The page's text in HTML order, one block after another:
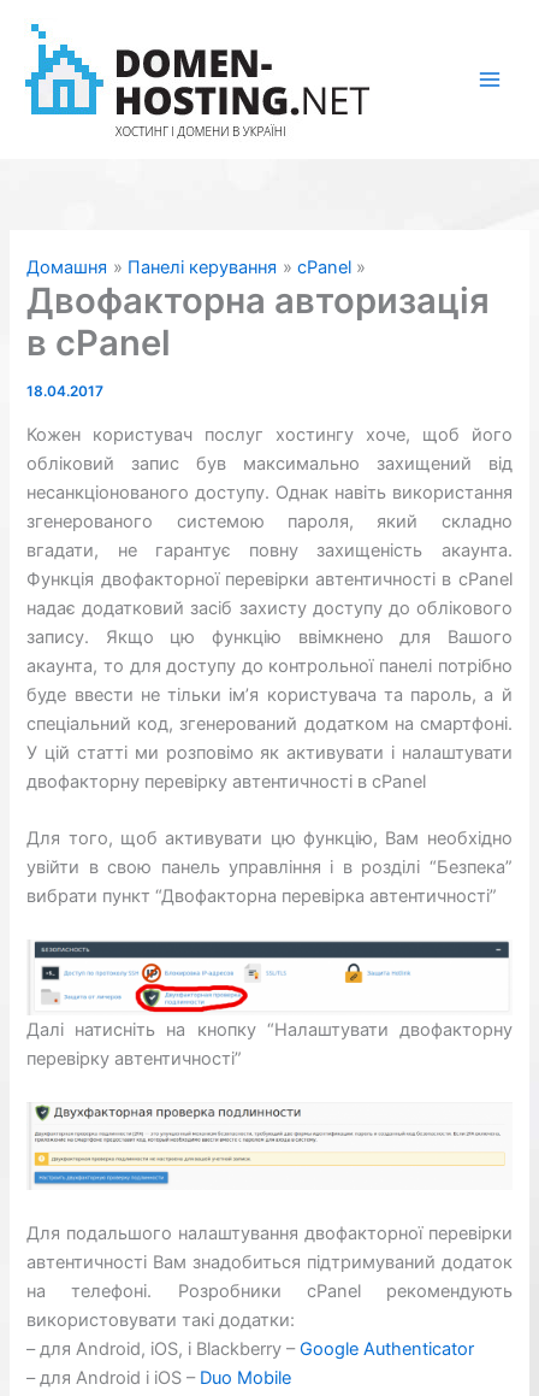
вмісту
Домашня Панелі керування cPanel
Двофакторна авторизація
в cPanel
18.04.2017
Кожен користувач послуг хостингу хоче, щоб його
обліковий запис був максимально захищений від
несанкціонованого доступу. Однак навіть використання
згенерованого системою пароля, який складно
вгадати, не гарантує повну захищеність акаунта.
Функція двофакторної перевірки автентичності в cPanel
надає додатковий засіб захисту доступу до облікового
запису. Якщо цю функцію ввімкнено для Вашого
акаунта, то для доступу до контрольної панелі потрібно
буде ввести не тільки ім’я користувача та пароль, а й
спеціальний код, згенерований додатком на смартфоні.
У цій статті ми розповімо як активувати і налаштувати
двофакторну перевірку автентичності в cPanel
Для того, щоб активувати цю функцію, Вам необхідно
увійти в свою панель управління і в розділі “Безпека”
вибрати пункт “Двофакторна перевірка автентичності”
Далі натисніть на кнопку “Налаштувати двофакторну
перевірку автентичності”
Для подальшого налаштування двофакторної перевірки
автентичності Вам знадобиться підтримуваний додаток
на телефоні. Розробники cPanel рекомендують
використовувати такі додатки:
– для Android, iOS, і Blackberry –Google Authenticator
– для Android і iOS – Duo Mobile